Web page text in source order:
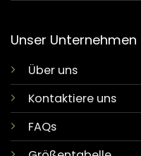
Unser Unternehmen
Über uns
Kontaktiere uns
FAQs